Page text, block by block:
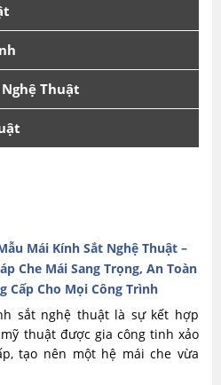
Nghệ Thuật
Mái Kính Sắt Nghệ Thuật –
Che Mái Sang Trọng, An Toàn
Cấp Cho Mọi Công Trình
sắt nghệ thuật là sự kết hợp
thuật được gia công tinh xảo
tạo nên một hệ mái che vừa